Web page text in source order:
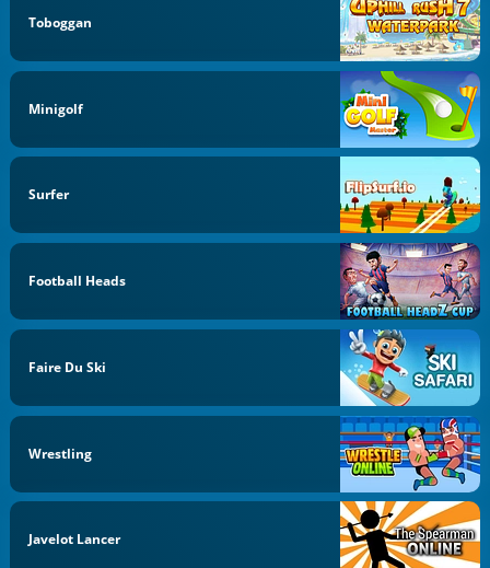
Toboggan
Minigolf
Surfer
Football Heads
Faire Du Ski
Wrestling
Javelot Lancer